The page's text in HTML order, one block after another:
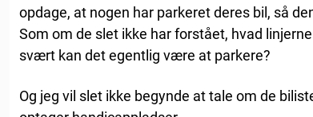
opdage, at nogen har parkeret deres bil, så
Som om de slet ikke har forstået, hvad
svært kan det egentlig være at parkere?
Og jeg vil slet ikke begynde at tale om de